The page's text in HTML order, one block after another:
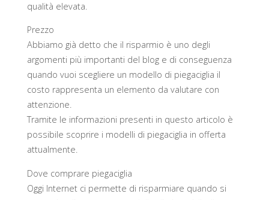
qualità elevata.
Prezzo
Abbiamo già detto che il risparmio è uno degli
argomenti più importanti del blog e di conseguenza
quando vuoi scegliere un modello di piegaciglia il
costo rappresenta un elemento da valutare con
attenzione.
Tramite le informazioni presenti in questo articolo è
possibile scoprire i modelli di piegaciglia in offerta
attualmente.
Dove comprare piegaciglia
Oggi Internet ci permette di risparmiare quando si